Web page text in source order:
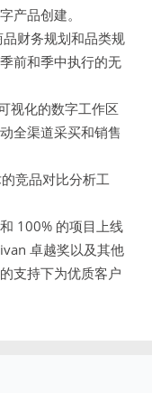
产品创建。
财务规划和品类规
前和季中执行的无
视化的数字工作区
全渠道采买和销售
竞品对比分析工
100% 的项目上线
卓越奖以及其他
支持下为优质客户